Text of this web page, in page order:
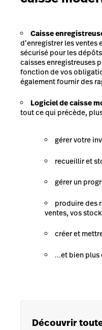
Caisse
d’enregistrer les ventes
sécurisé pour les
caisses enregistreuses
fonction de vos
également fournir des
Logiciel de caisse
tout ce qui précède,
gérer votre
recueillir et
gérer un
produire des
ventes, vos
créer et
…et bien plus
Découvrir